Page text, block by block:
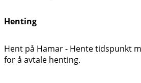
Henting
Hent på Hamar - Hente tidspunkt
for å avtale henting.